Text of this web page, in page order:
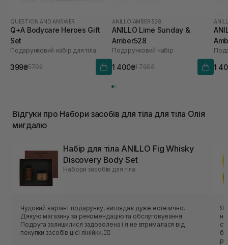
QUESTION AND ANSWER
Q+A Bodycare Heroes Gift
Set
Подарунковий набір для тіла
399₴570₴
ANILLO AMBER 528
ANILLO Lime Sunday &
Amber528
Подарунковий набір
1 400₴1 760₴ 1
Відгуки про Набори засобів для тіла для тіла Олія
мигдалю
Набір для тіла ANILLO Fig Whisky
Discovery Body Set
Набори засобів для тіла
Чудовий варіант подарунку, виглядає дуже естетично.
Дякую магазину за рекомендацію та обслуговування.
Подруга залишилися задоволена і я не втрималася від
покупки засобів цієї лінійки.❤️‍🔥